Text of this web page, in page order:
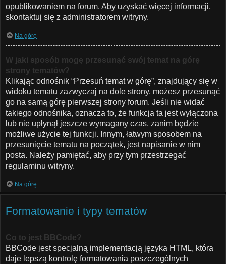
opublikowaniem na forum. Aby uzyskać więcej informacji,
skontaktuj się z administratorem witryny.
Na górę
W jaki sposób mogę przesunąć swój temat na górę
strony tematów?
Klikając odnośnik “Przesuń temat w górę”, znajdujący się w
widoku tematu zazwyczaj na dole strony, możesz przesunąć
go na samą górę pierwszej strony forum. Jeśli nie widać
takiego odnośnika, oznacza to, że funkcja ta jest wyłączona
lub nie upłynął jeszcze wymagany czas, zanim będzie
możliwe użycie tej funkcji. Innym, łatwym sposobem na
przesunięcie tematu na początek, jest napisanie w nim
posta. Należy pamiętać, aby przy tym przestrzegać
regulaminu witryny.
Na górę
Formatowanie i typy tematów
Co to jest BBCode?
BBCode jest specjalną implementacją języka HTML, która
daje lepszą kontrolę formatowania poszczególnych